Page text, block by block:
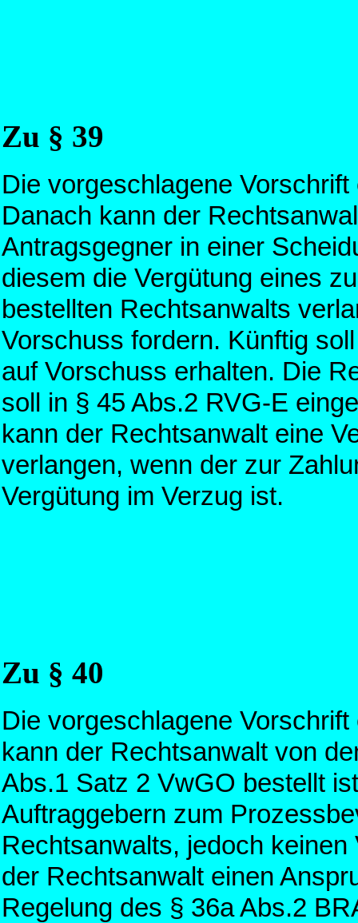
Zu § 39
Die vorgeschlagene
Danach kann der
Antragsgegner in einer
diesem die Vergütung eines
bestellten Rechtsanwalts
Vorschuss fordern. Künftig
auf Vorschuss erhalten. Die
soll in § 45 Abs.2 RVG-E
kann der Rechtsanwalt eine
verlangen, wenn der zur
Vergütung im Verzug ist.
Zu § 40
Die vorgeschlagene
kann der Rechtsanwalt von
Abs.1 Satz 2 VwGO bestellt
Auftraggebern zum
Rechtsanwalts, jedoch
der Rechtsanwalt einen
Regelung des § 36a Abs.2